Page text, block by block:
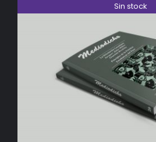
Sin stock
DETALLES